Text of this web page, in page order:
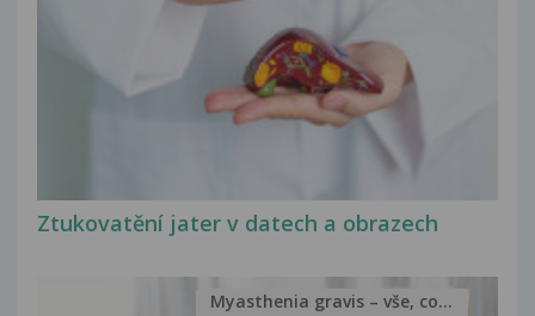
Ztukovatění jater v datech a obrazech
Myasthenia gravis – vše, co...